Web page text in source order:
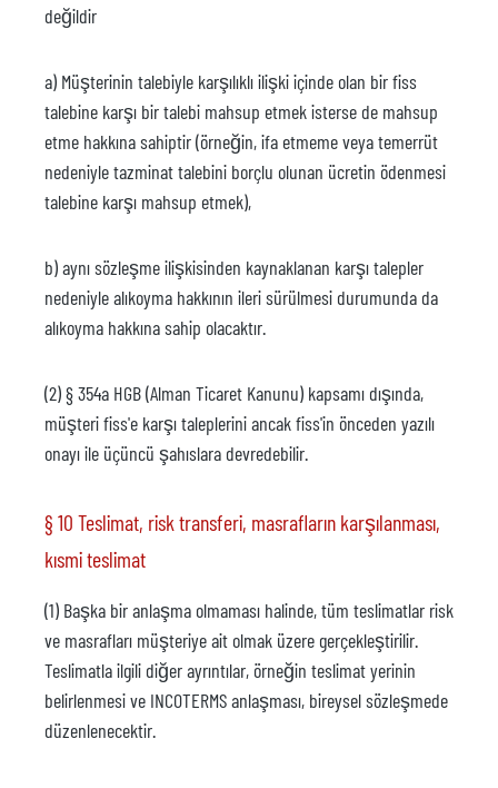
değildir
a) Müşterinin talebiyle karşılıklı ilişki içinde olan bir fiss
talebine karşı bir talebi mahsup etmek isterse de mahsup
etme hakkına sahiptir (örneğin, ifa etmeme veya temerrüt
nedeniyle tazminat talebini borçlu olunan ücretin ödenmesi
talebine karşı mahsup etmek),
b) aynı sözleşme ilişkisinden kaynaklanan karşı talepler
nedeniyle alıkoyma hakkının ileri sürülmesi durumunda da
alıkoyma hakkına sahip olacaktır.
(2) § 354a HGB (Alman Ticaret Kanunu) kapsamı dışında,
müşteri fiss'e karşı taleplerini ancak fiss'in önceden yazılı
onayı ile üçüncü şahıslara devredebilir.
§ 10 Teslimat, risk transferi, masrafların karşılanması,
kısmi teslimat
(1) Başka bir anlaşma olmaması halinde, tüm teslimatlar risk
ve masrafları müşteriye ait olmak üzere gerçekleştirilir.
Teslimatla ilgili diğer ayrıntılar, örneğin teslimat yerinin
belirlenmesi ve INCOTERMS anlaşması, bireysel sözleşmede
düzenlenecektir.